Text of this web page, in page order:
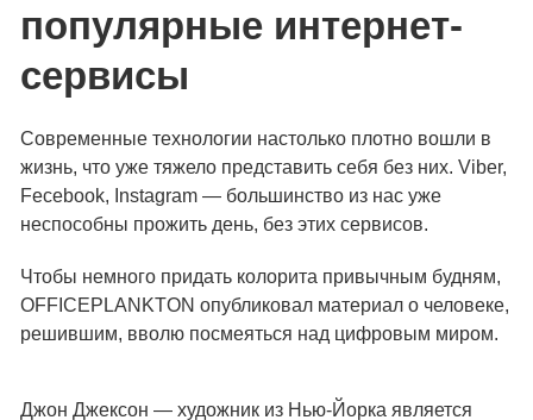
популярные интернет-
сервисы
Современные технологии настолько плотно вошли в
жизнь, что уже тяжело представить себя без них. Viber,
Fecebook, Instagram — большинство из нас уже
неспособны прожить день, без этих сервисов.
Чтобы немного придать колорита привычным будням,
OFFICEPLANKTON опубликовал материал о человеке,
решившим, вволю посмеяться над цифровым миром.
Джон Джексон — художник из Нью-Йорка является